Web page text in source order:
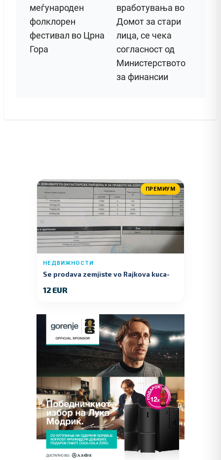
меѓународен
фолклорен
фестивал во Црна
Гора
вработувања во
Домот за стари
лица, се чека
согласност од
Министерството
за финансии
ПРЕМИУМ
НЕДВИЖНОСТИ
Se prodava zemjiste vo Rajkova kuca-
12 EUR